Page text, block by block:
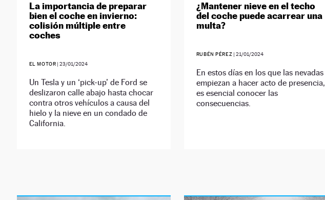
La importancia de preparar
bien el coche en invierno:
colisión múltiple entre
coches
EL MOTOR |23/01/2024
Un Tesla y un ‘pick-up’ de Ford se
deslizaron calle abajo hasta chocar
contra otros vehículos a causa del
hielo y la nieve en un condado de
California.
¿Mantener nieve en el techo
del coche puede acarrear una
multa?
RUBÉN PÉREZ |21/01/2024
En estos días en los que las nevadas
empiezan a hacer acto de presencia,
es esencial conocer las
consecuencias.